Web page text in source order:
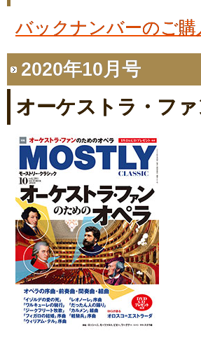
バックナンバーのご
2020年10月号
オーケストラ・フ